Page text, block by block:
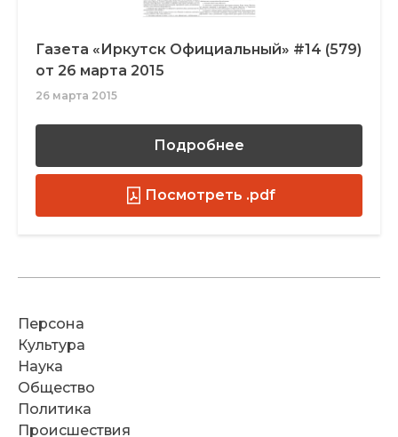
Газета «Иркутск Официальный» #14 (579)
от 26 марта 2015
26 марта 2015
Подробнее
Посмотреть .pdf
Персона
Культура
Наука
Общество
Политика
Происшествия